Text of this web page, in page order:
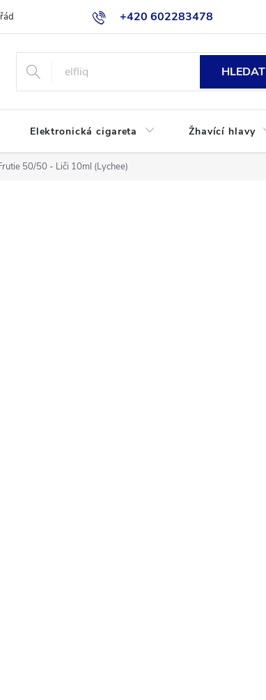
+420 602283478
Jak nakupovat
HLEDAT
Elektronická cigareta Žhavící hlavy
50/50 - Liči 10ml (Lychee)